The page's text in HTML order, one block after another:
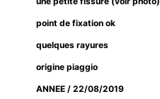
point de fixation ok
quelques rayures
origine piaggio
ANNEE / 22/08/2019